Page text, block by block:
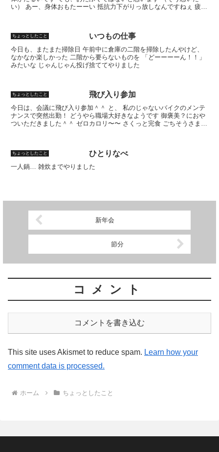
い） あー、身体おもたーーい 抵抗力下がりっ放しなんですねぇ 疲れ
ちょっとしたこと いつもの仕事
今日も、またまた掃除日 午前中に倉庫の二階を掃除したんやけど、
なかなか楽しかった 二階から要らないものを 「どーーーーん！！」
みたいな じゃんじゃん投げ捨ててやりました
ちょっとしたこと 飛び入り参加
今日は、会議に飛び入り参加＾＾ と、 私のじゃないバイクのメンテ
ナンスで突然出勤！ どうやら職場大好きなようです 御褒美？におや
ついただきました＾＾ ゼロカロリ〜〜 さくっと完食 ごちそうさまで
ちょっとしたこと ひとりなべ
一人鍋… 雑炊までやりました
新年会
節分
コメント
コメントを書き込む
This site uses Akismet to reduce spam. Learn how your
comment data is processed.
ホーム ちょっとしたこと